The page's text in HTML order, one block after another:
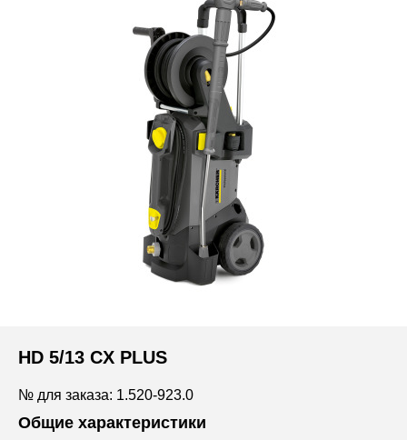
HD 5/13 CX PLUS
№ для заказа: 1.520-923.0
Общие характеристики